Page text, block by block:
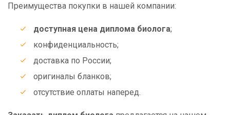
Преимущества покупки в нашей компании:
доступная цена диплома биолога;
конфиденциальность;
доставка по России;
оригиналы бланков;
отсутствие оплаты наперед.